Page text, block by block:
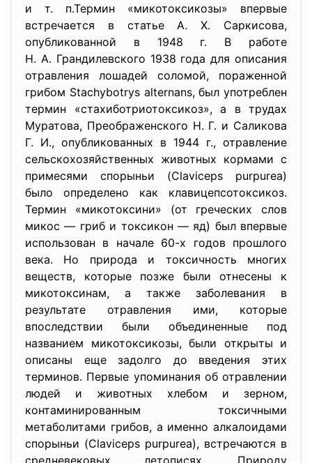
и т. п.Термин «микотоксикозы» впервые
встречается в статье А. Х. Саркисова,
опубликованной в 1948 г. В работе
Н. А. Грандилевского 1938 года для описания
отравления лошадей соломой, пораженной
грибом Stachybotrys alternans, был употреблен
термин «стахиботриотоксикоз», а в трудах
Муратова, Преображенского Н. Г. и Саликова
Г. И., опубликованных в 1944 г., отравление
сельскохозяйственных животных кормами с
примесями спорыньи (Claviceps purpurea)
было определено как клавицепсотоксикоз.
Термин «микотоксини» (от греческих слов
микос — гриб и токсикон — яд) был впервые
использован в начале 60-х годов прошлого
века. Но природа и токсичность многих
веществ, которые позже были отнесены к
микотоксинам, а также заболевания в
результате отравления ими, которые
впоследствии были объединенные под
названием микотоксикозы, были открыты и
описаны еще задолго до введения этих
терминов. Первые упоминания об отравлении
людей и животных хлебом и зерном,
контаминированным токсичными
метаболитами грибов, а именно алкалоидами
спорыньи (Claviceps purpurea), встречаются в
средневековых летописях. Природу